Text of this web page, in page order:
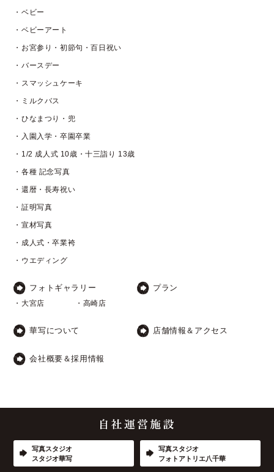
・ベビー
・ベビーアート
・お宮参り・初節句・百日祝い
・バースデー
・スマッシュケーキ
・ミルクバス
・ひなまつり・兜
・入園入学・卒園卒業
・1/2 成人式 10歳・十三詣り 13歳
・各種 記念写真
・還暦・長寿祝い
・証明写真
・宣材写真
・成人式・卒業袴
・ウエディング
フォトギャラリー
・大宮店 ・高崎店
プラン
華写について 店舗情報＆アクセス
会社概要＆採用情報
写真スタジオ
スタジオ華写
写真スタジオ
フォトアトリエ八千華